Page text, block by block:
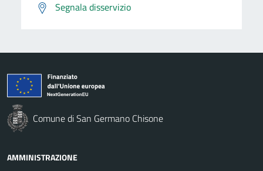
Segnala disservizio
Comune di San Germano Chisone
AMMINISTRAZIONE